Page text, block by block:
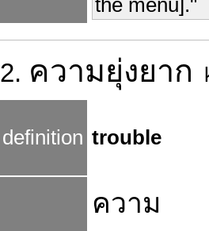
the menu]."
2. ความยุ่งยาก
definition trouble
ความ